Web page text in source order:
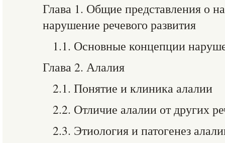
Глава 1. Общие представления о
нарушение речевого развития
1.1. Основные концепции
Глава 2. Алалия
2.1. Понятие и клиника алалии
2.2. Отличие алалии от других
2.3. Этиология и патогенез